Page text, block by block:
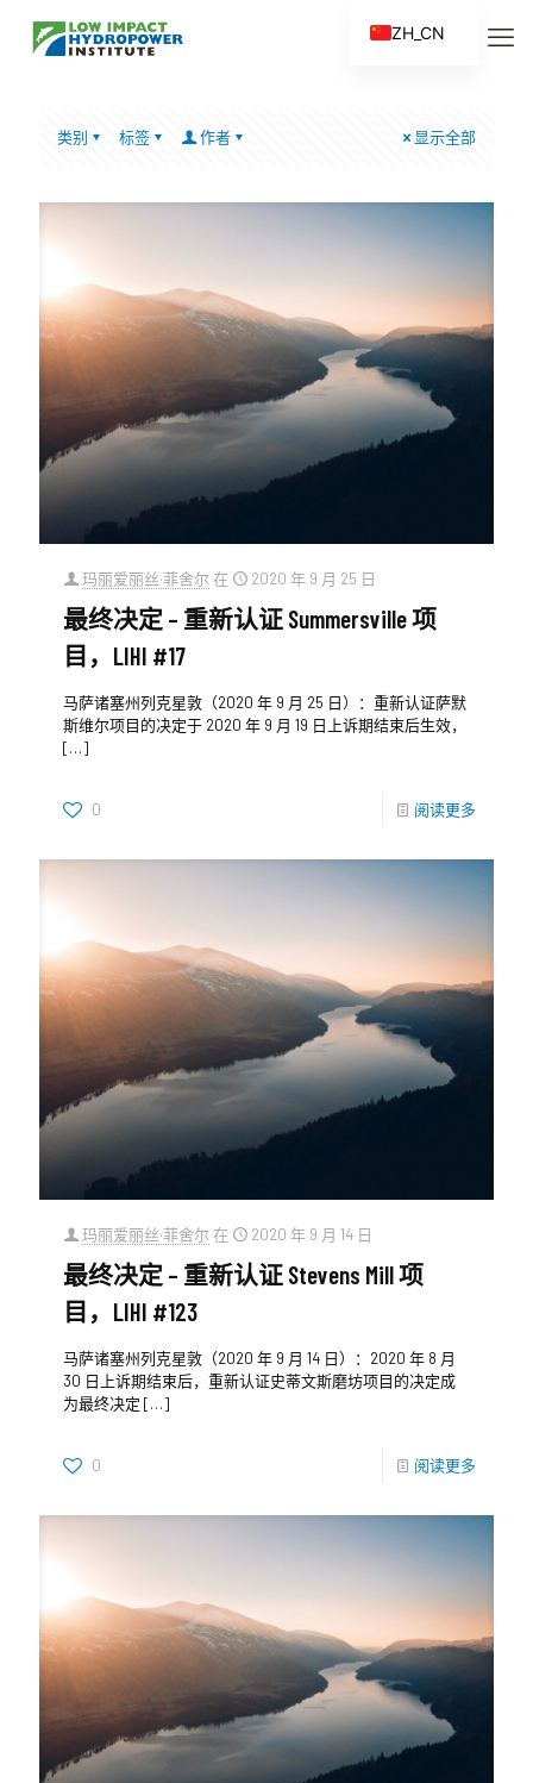
类别 标签 作者 显示全部
玛丽爱丽丝·菲舍尔 在 2020 年 9 月 25 日
最终决定 – 重新认证 Summersville 项
目，LIHI #17
马萨诸塞州列克星敦（2020 年 9 月 25 日）：重新认证萨默
斯维尔项目的决定于 2020 年 9 月 19 日上诉期结束后生效，
[…]
0 阅读更多
玛丽爱丽丝·菲舍尔 在 2020 年 9 月 14 日
最终决定 – 重新认证 Stevens Mill 项
目，LIHI #123
马萨诸塞州列克星敦（2020 年 9 月 14 日）：2020 年 8 月
30 日上诉期结束后，重新认证史蒂文斯磨坊项目的决定成
为最终决定 […]
0 阅读更多
ZH_CN